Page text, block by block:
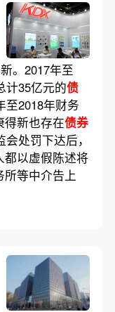
。2017年至
计35亿元的债
至2018年财务
得新也存在债券
处罚下达后，
都以虚假陈述将
等中介告上